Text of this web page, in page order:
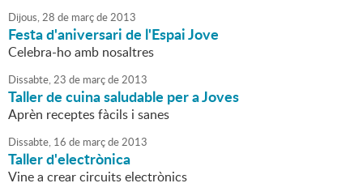
Dijous,28 de marçde2013
Festa d'aniversari de l'Espai Jove
Celebra-ho amb nosaltres
Dissabte,23 de marçde2013
Taller de cuina saludable per a Joves
Aprèn receptes fàcils i sanes
Dissabte, 16 de marçde2013
Taller d'electrònica
Vine a crear circuits electrònics